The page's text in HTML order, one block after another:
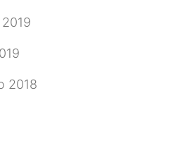
2018